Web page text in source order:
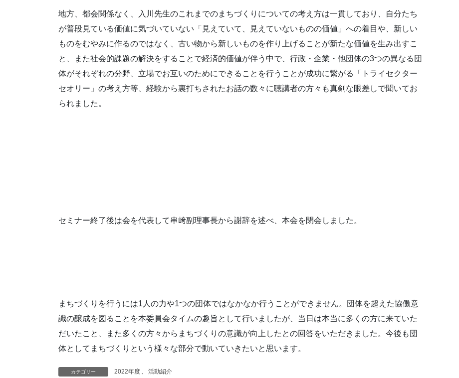
地方、都会関係なく、入川先生のこれまでのまちづくりについての考え方は一貫しており、自分たち
が普段見ている価値に気づいていない「見えていて、見えていないものの価値」への着目や、新しい
ものをむやみに作るのではなく、古い物から新しいものを作り上げることが新たな価値を生み出すこ
と、また社会的課題の解決をすることで経済的価値が伴う中で、行政・企業・他団体の3つの異なる団
体がそれぞれの分野、立場でお互いのためにできることを行うことが成功に繋がる「トライセクター
セオリー」の考え方等、経験から裏打ちされたお話の数々に聴講者の方々も真剣な眼差しで聞いてお
られました。
セミナー終了後は会を代表して串﨑副理事長から謝辞を述べ、本会を閉会しました。
まちづくりを行うには1人の力や1つの団体ではなかなか行うことができません。団体を超えた協働意
識の醸成を図ることを本委員会タイムの趣旨として行いましたが、当日は本当に多くの方に来ていた
だいたこと、また多くの方々からまちづくりの意識が向上したとの回答をいただきました。今後も団
体としてまちづくりという様々な部分で動いていきたいと思います。
カテゴリー 2022年度 、 活動紹介